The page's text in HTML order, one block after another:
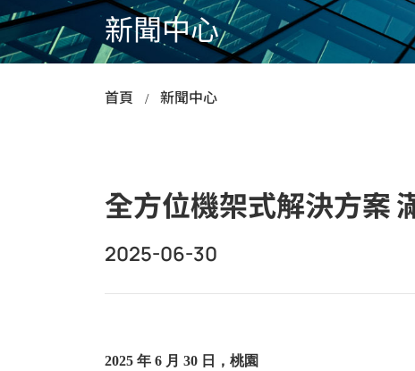
嵌入式
無風扇
新聞中心
首頁 新聞中心
全方位機架式解決方案
2025-06-30
2025 年 6 月 30 日，桃園